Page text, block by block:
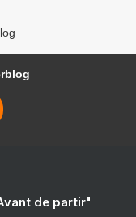
de partir"